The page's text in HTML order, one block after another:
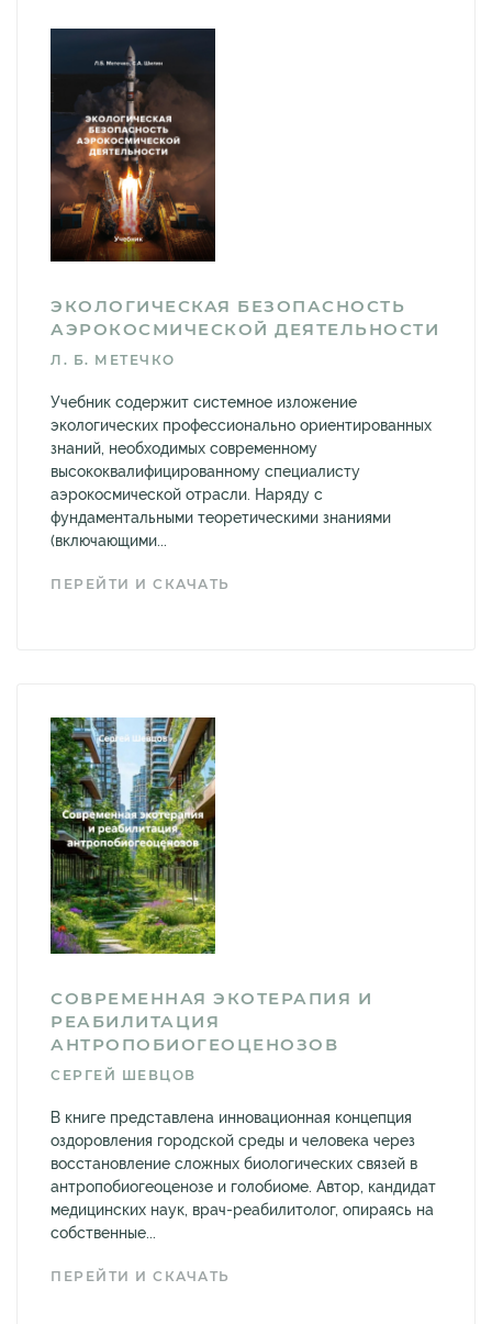
ЭКОЛОГИЧЕСКАЯ БЕЗОПАСНОСТЬ
АЭРОКОСМИЧЕСКОЙ ДЕЯТЕЛЬНОСТИ
Л. Б. МЕТЕЧКО
Учебник содержит системное изложение
экологических профессионально ориентированных
знаний, необходимых современному
высококвалифицированному специалисту
аэрокосмической отрасли. Наряду с
фундаментальными теоретическими знаниями
(включающими...
ПЕРЕЙТИ И СКАЧАТЬ
СОВРЕМЕННАЯ ЭКОТЕРАПИЯ И
РЕАБИЛИТАЦИЯ
АНТРОПОБИОГЕОЦЕНОЗОВ
СЕРГЕЙ ШЕВЦОВ
В книге представлена инновационная концепция
оздоровления городской среды и человека через
восстановление сложных биологических связей в
антропобиогеоценозе и голобиоме. Автор, кандидат
медицинских наук, врач-реабилитолог, опираясь на
собственные...
ПЕРЕЙТИ И СКАЧАТЬ